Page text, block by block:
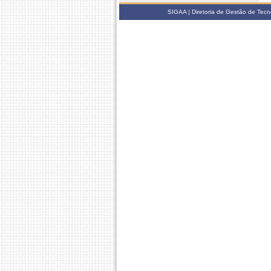
SIGAA | Diretoria de Gestão de